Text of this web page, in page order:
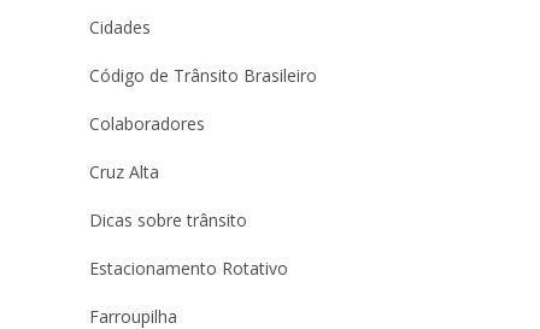
Cidades
Código de Trânsito Brasileiro
Colaboradores
Cruz Alta
Dicas sobre trânsito
Estacionamento Rotativo
Farroupilha